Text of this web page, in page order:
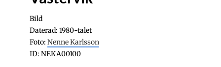
Bild
Daterad: 1980-talet
Foto: Nenne Karlsson
ID: NEKA00100